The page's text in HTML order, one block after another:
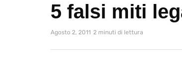
5 falsi miti
Agosto 2, 2011 2 minuti di lettura